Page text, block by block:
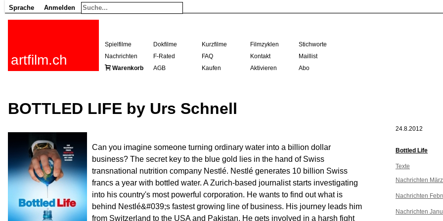
Sprache Anmelden
artfilm.ch
Spielfilme Dokfilme Kurzfilme Filmzyklen
Stichworte
Nachrichten
F-Rated FAQ Kontakt
Maillist
Warenkorb
AGB Kaufen Aktivieren Abo
BOTTLED LIFE by Urs Schnell
24.8.2012
Bottled Life
Texte
Nachrichten
Nachrichten
Nachrichten
Can you imagine someone turning ordinary water into a billion dollar
business? The secret key to the blue gold lies in the hand of Swiss
transnational nutrition company Nestlé. Nestlé generates 10 billion Swiss
francs a year with bottled water. A Zurich-based journalist starts investigating
into his country's most powerful corporation. He wants to find out what is
behind Nestlé&#039;s fastest growing line of business. His journey leads him
from Switzerland to the USA and Pakistan. He gets involved in a harsh fight